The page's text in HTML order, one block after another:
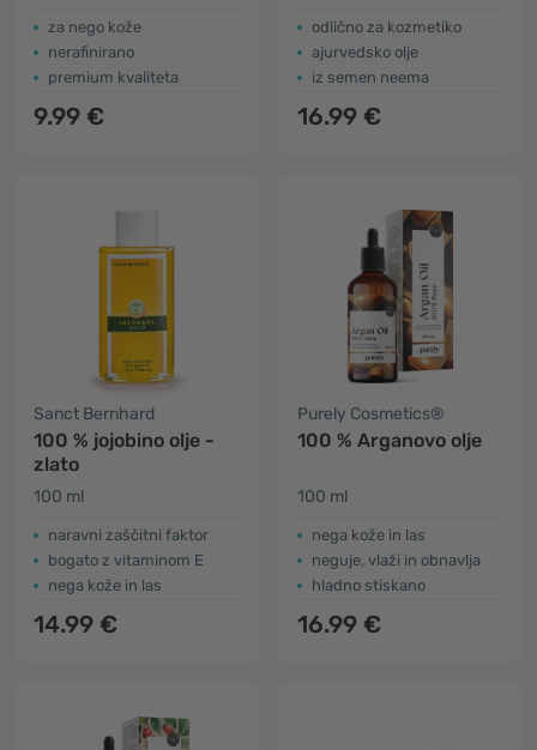
​za nego kože
nerafinirano
premium kvaliteta
9.99 €
odlično za kozmetiko
ajurvedsko olje
iz semen neema
16.99 €
Sanct Bernhard
100 % jojobino olje -
zlato
100 ml
​naravni zaščitni faktor
bogato z vitaminom E
nega kože in las
14.99 €
Purely Cosmetics®
100 % Arganovo olje
100 ml
nega kože in las
neguje, vlaži in obnavlja
hladno stiskano
16.99 €